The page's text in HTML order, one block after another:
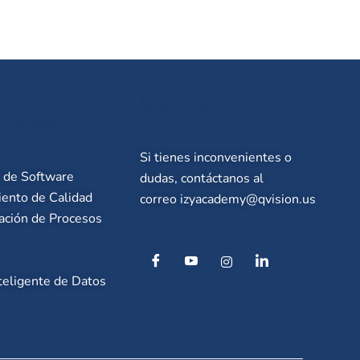
Software
de Calidad
de Procesos
de Datos
Si tienes inconvenientes o
dudas, contáctanos al
correo izyacademy@qvision.us